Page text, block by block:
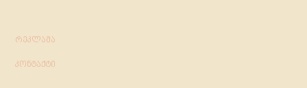
რეკლამა
კონტაქტი